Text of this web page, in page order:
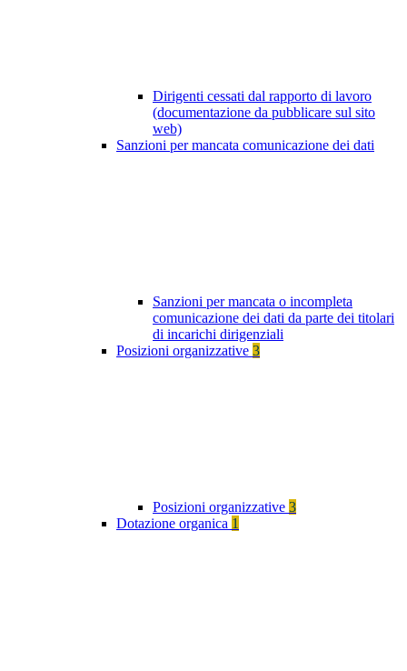
Dirigenti cessati dal rapporto di lavoro
(documentazione da pubblicare sul sito
web)
Sanzioni per mancata comunicazione dei dati
Sanzioni per mancata o incompleta
comunicazione dei dati da parte dei titolari
di incarichi dirigenziali
Posizioni organizzative 3
Posizioni organizzative 3
Dotazione organica 1